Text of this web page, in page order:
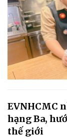
EVNHCMC
hạng Ba,
thế giới